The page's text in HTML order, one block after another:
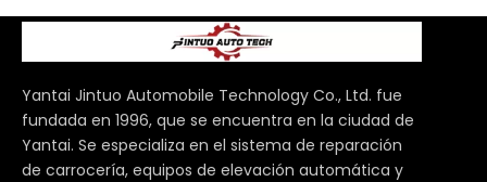
Yantai Jintuo Automobile Technology Co., Ltd. fue
fundada en 1996, que se encuentra en la ciudad de
Yantai. Se especializa en el sistema de reparación
de carrocería, equipos de elevación automática y